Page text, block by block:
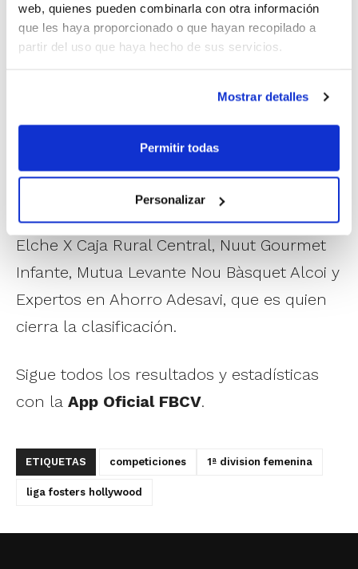
web, quienes pueden combinarla con otra información
que les haya proporcionado o que hayan recopilado a
partir del uso que haya hecho de sus servicios.
Mostrar detalles
Permitir todas
Personalizar
En el Grupo B, el dominador es Unidad de
Reproducción Vistahermosa Lucentum
Natura, UCAM Murcia, Hozono Global Jairis,
Ruiz RE CB Lumbreras, Heygaz MB, CBI
Elche X Caja Rural Central, Nuut Gourmet
Infante, Mutua Levante Nou Bàsquet Alcoi y
Expertos en Ahorro Adesavi, que es quien
cierra la clasificación.
Sigue todos los resultados y estadísticas
con la App Oficial FBCV.
ETIQUETAS competiciones 1ª division femenina
liga fosters hollywood